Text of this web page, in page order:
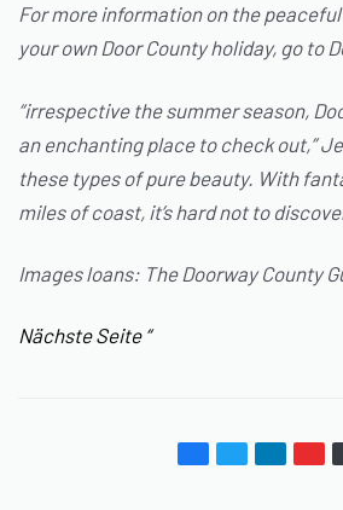
For more information on the
your own Door County holiday, go to
“irrespective the summer season,
an enchanting place to check out,”
these types of pure beauty. With
miles of coast, it’s hard not to
Images loans: The Doorway County
Nächste Seite “